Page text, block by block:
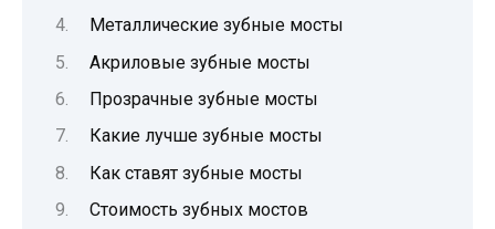
Металлические зубные мосты
Акриловые зубные мосты
Прозрачные зубные мосты
Какие лучше зубные мосты
Как ставят зубные мосты
Стоимость зубных мостов